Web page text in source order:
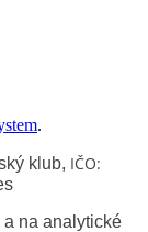
.
klub, IČO:
na analytické